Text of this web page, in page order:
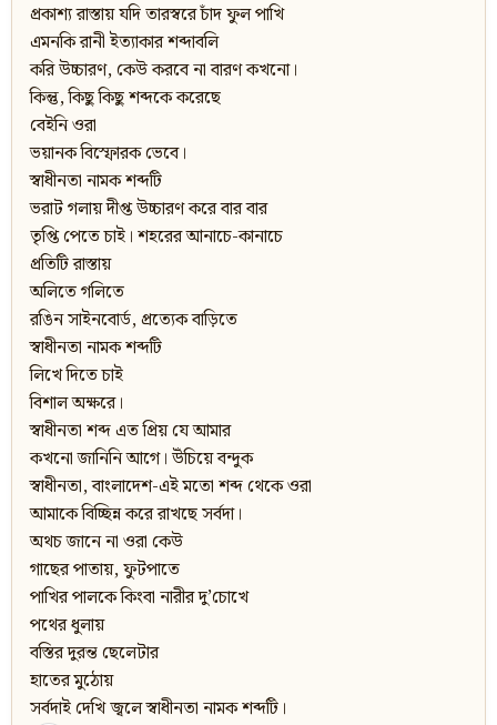
প্রকাশ্য রাস্তায় যদি তারস্বরে চাঁদ ফুল পাখি
এমনকি রানী ইত্যাকার শব্দাবলি
করি উচ্চারণ, কেউ করবে না বারণ কখনো।
কিন্তু, কিছু কিছু শব্দকে করেছে
বেইনি ওরা
ভয়ানক বিস্ফোরক ভেবে।
স্বাধীনতা নামক শব্দটি
ভরাট গলায় দীপ্ত উচ্চারণ করে বার বার
তৃপ্তি পেতে চাই। শহরের আনাচে-কানাচে
প্রতিটি রাস্তায়
অলিতে গলিতে
রঙিন সাইনবোর্ড, প্রত্যেক বাড়িতে
স্বাধীনতা নামক শব্দটি
লিখে দিতে চাই
বিশাল অক্ষরে।
স্বাধীনতা শব্দ এত প্রিয় যে আমার
কখনো জানিনি আগে। উঁচিয়ে বন্দুক
স্বাধীনতা, বাংলাদেশ-এই মতো শব্দ থেকে ওরা
আমাকে বিচ্ছিন্ন করে রাখছে সর্বদা।
অথচ জানে না ওরা কেউ
গাছের পাতায়, ফুটপাতে
পাখির পালকে কিংবা নারীর দু’চোখে
পথের ধুলায়
বস্তির দুরন্ত ছেলেটার
হাতের মুঠোয়
সর্বদাই দেখি জ্বলে স্বাধীনতা নামক শব্দটি।